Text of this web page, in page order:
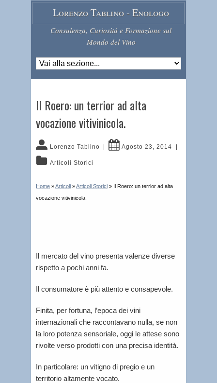
Lorenzo Tablino - Enologo
Consulenza, Curiosità e Formazione sul
Mondo del Vino
Il Roero: un terrior ad alta
vocazione vitivinicola.
Lorenzo Tablino Agosto 23, 2014
Articoli Storici
Home »Articoli »Articoli Storici » Il Roero: un terrior ad alta
vocazione vitivinicola.
Il mercato del vino presenta valenze diverse
rispetto a pochi anni fa.
Il consumatore è più attento e consapevole.
Finita, per fortuna, l’epoca dei vini
internazionali che raccontavano nulla, se non
la loro potenza sensoriale, oggi le attese sono
rivolte verso prodotti con una precisa identità.
In particolare: un vitigno di pregio e un
territorio altamente vocato.